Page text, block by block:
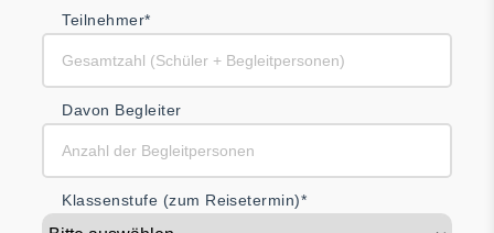
Teilnehmer*
Davon Begleiter
Klassenstufe (zum Reisetermin)*